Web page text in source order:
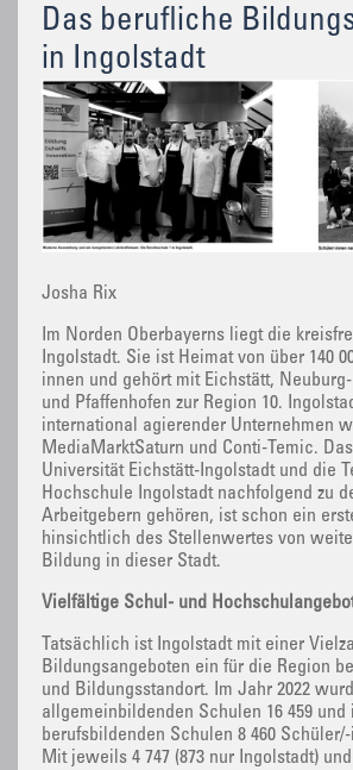
Das berufliche
in Ingolstadt
Josha Rix
Im Norden Oberbayerns liegt die
Ingolstadt. Sie ist Heimat von über 140
innen und gehört mit Eichstätt,
und Pfaffenhofen zur Region 10.
international agierender Unternehmen
MediaMarktSaturn und Conti-Temic.
Universität Eichstätt-Ingolstadt und die
Hochschule Ingolstadt nachfolgend zu
Arbeitgebern gehören, ist schon ein
hinsichtlich des Stellenwertes von
Bildung in dieser Stadt.
Vielfältige Schul- und
Tatsächlich ist Ingolstadt mit einer
Bildungsangeboten ein für die Region
und Bildungsstandort. Im Jahr 2022
allgemeinbildenden Schulen 16 459 und
berufsbildenden Schulen 8 460
Mit jeweils 4 747 (873 nur Ingolstadt)